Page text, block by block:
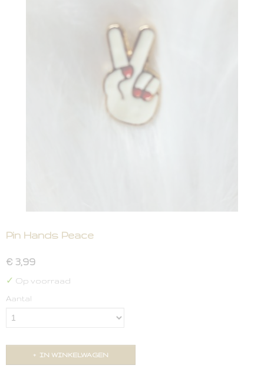
Pin Hands Peace
€ 3,99
✓ Op voorraad
Aantal
IN WINKELWAGEN